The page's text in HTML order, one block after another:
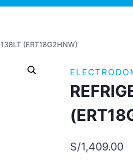
(ERT18G2HNW)
S/1,409.00